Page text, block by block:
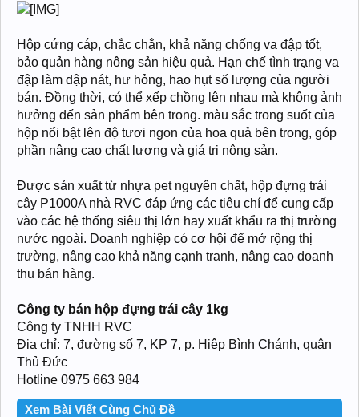
Hộp cứng cáp, chắc chắn, khả năng chống va đập tốt,
bảo quản hàng nông sản hiệu quả. Hạn chế tình trạng va
đập làm dập nát, hư hỏng, hao hụt số lượng của người
bán. Đồng thời, có thể xếp chồng lên nhau mà không ảnh
hưởng đến sản phẩm bên trong. màu sắc trong suốt của
hộp nổi bật lên độ tươi ngon của hoa quả bên trong, góp
phần nâng cao chất lượng và giá trị nông sản.
Được sản xuất từ nhựa pet nguyên chất, hộp đựng trái
cây P1000A nhà RVC đáp ứng các tiêu chí để cung cấp
vào các hệ thống siêu thị lớn hay xuất khẩu ra thị trường
nước ngoài. Doanh nghiệp có cơ hội để mở rộng thị
trường, nâng cao khả năng cạnh tranh, nâng cao doanh
thu bán hàng.
Công ty bán hộp đựng trái cây 1kg
Công ty TNHH RVC
Địa chỉ: 7, đường số 7, KP 7, p. Hiệp Bình Chánh, quận
Thủ Đức
Hotline 0975 663 984
Xem Bài Viết Cùng Chủ Đề